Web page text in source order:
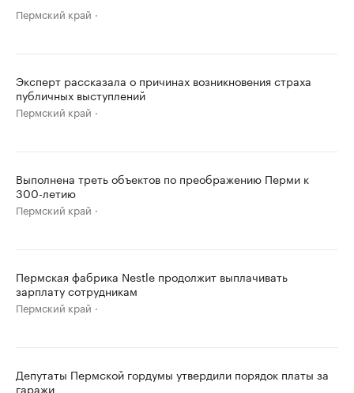
Пермский край
Эксперт рассказала о причинах возникновения страха
публичных выступлений
Пермский край
Выполнена треть объектов по преображению Перми к
300-летию
Пермский край
Пермская фабрика Nestle продолжит выплачивать
зарплату сотрудникам
Пермский край
Депутаты Пермской гордумы утвердили порядок платы за
гаражи